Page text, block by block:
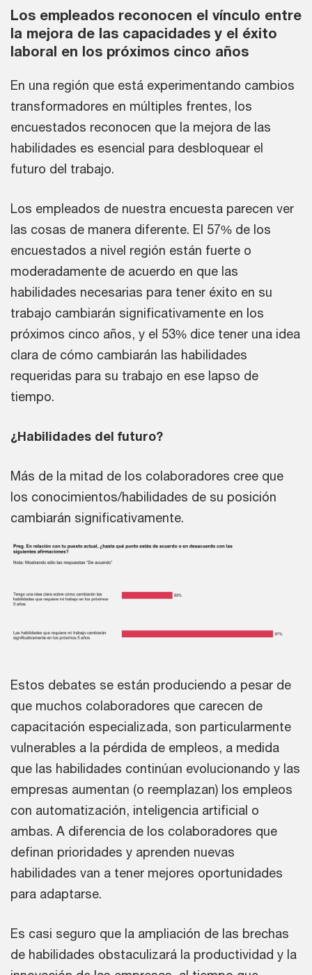
Los empleados reconocen el vínculo entre
la mejora de las capacidades y el éxito
laboral en los próximos cinco años
En una región que está experimentando cambios
transformadores en múltiples frentes, los
encuestados reconocen que la mejora de las
habilidades es esencial para desbloquear el
futuro del trabajo.
Los empleados de nuestra encuesta parecen ver
las cosas de manera diferente. El 57% de los
encuestados a nivel región están fuerte o
moderadamente de acuerdo en que las
habilidades necesarias para tener éxito en su
trabajo cambiarán significativamente en los
próximos cinco años, y el 53% dice tener una idea
clara de cómo cambiarán las habilidades
requeridas para su trabajo en ese lapso de
tiempo.
¿Habilidades del futuro?
Más de la mitad de los colaboradores cree que
los conocimientos/habilidades de su posición
cambiarán significativamente.
Estos debates se están produciendo a pesar de
que muchos colaboradores que carecen de
capacitación especializada, son particularmente
vulnerables a la pérdida de empleos, a medida
que las habilidades continúan evolucionando y las
empresas aumentan (o reemplazan) los empleos
con automatización, inteligencia artificial o
ambas. A diferencia de los colaboradores que
definan prioridades y aprenden nuevas
habilidades van a tener mejores oportunidades
para adaptarse.
Es casi seguro que la ampliación de las brechas
de habilidades obstaculizará la productividad y la